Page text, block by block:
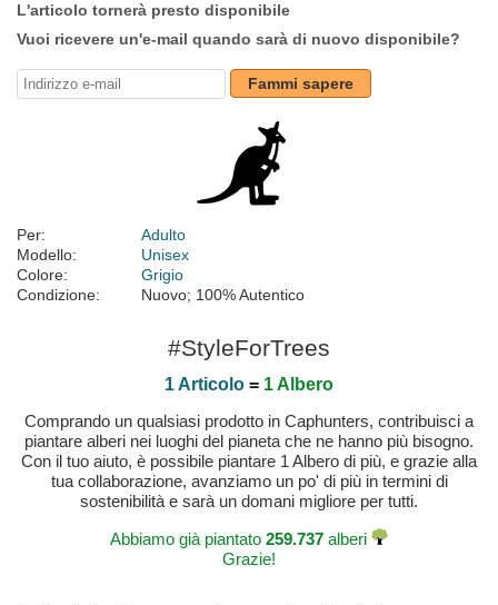
L'articolo tornerà presto disponibile
Vuoi ricevere un'e-mail quando sarà di nuovo disponibile?
Fammi sapere
Per:
Adulto
Modello:
Unisex
Colore:
Grigio
Condizione:
Nuovo; 100% Autentico
#StyleForTrees
1 Articolo = 1 Albero
Comprando un qualsiasi prodotto in Caphunters, contribuisci a
piantare alberi nei luoghi del pianeta che ne hanno più bisogno.
Con il tuo aiuto, è possibile piantare 1 Albero di più, e grazie alla
tua collaborazione, avanziamo un po' di più in termini di
sostenibilità e sarà un domani migliore per tutti.
Abbiamo già piantato 259.737 alberi
Grazie!